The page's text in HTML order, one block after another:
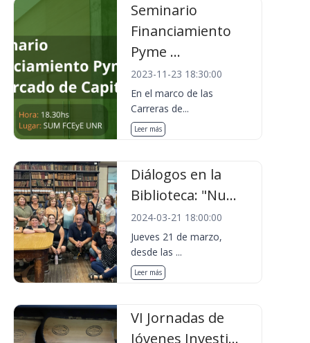
Seminario
Financiamiento
Pyme ...
2023-11-23 18:30:00
En el marco de las
Carreras de...
Leer más
Diálogos en la
Biblioteca: "Nu...
2024-03-21 18:00:00
Jueves 21 de marzo,
desde las ...
Leer más
VI Jornadas de
Jóvenes Investi...